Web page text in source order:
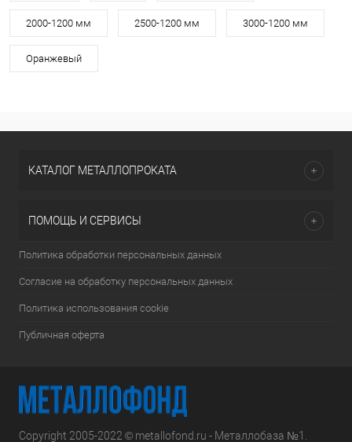
2000-1200 мм 2500-1200 мм 3000-1200 мм
Оранжевый
КАТАЛОГ МЕТАЛЛОПРОКАТА
ПОМОЩЬ И СЕРВИСЫ
Политика обработки персональных данных
Согласие на обработку персональных данных
Политика использования cookie
Публичная оферта
Copyright 2005-2022 © metallofond.ru - Металлобаза №1.